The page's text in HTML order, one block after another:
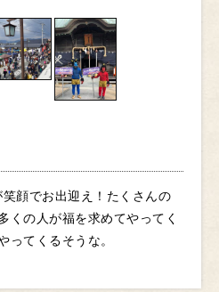
顔でお出迎え！たくさんの
くの人が福を求めてやってく
ってくるそうな。